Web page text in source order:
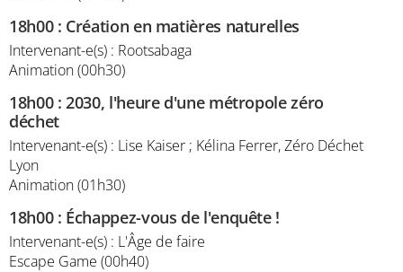
18h00: Création en matières naturelles
Intervenant-e(s) : Rootsabaga
Animation (00h30)
18h00:2030, l'heure d'une métropole zéro
déchet
Intervenant-e(s) : Lise Kaiser ; Kélina Ferrer, Zéro Déchet
Lyon
Animation (01h30)
18h00: Échappez-vous de l'enquête !
Intervenant-e(s) : L'Âge de faire
Escape Game (00h40)